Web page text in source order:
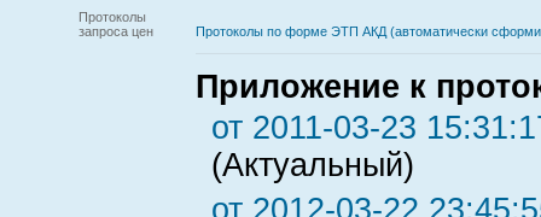
Протоколы
запроса цен
Протоколы по форме ЭТП АКД (автоматически
Приложение к
от 2011-03-23
(Актуальный)
от 2012-03-22